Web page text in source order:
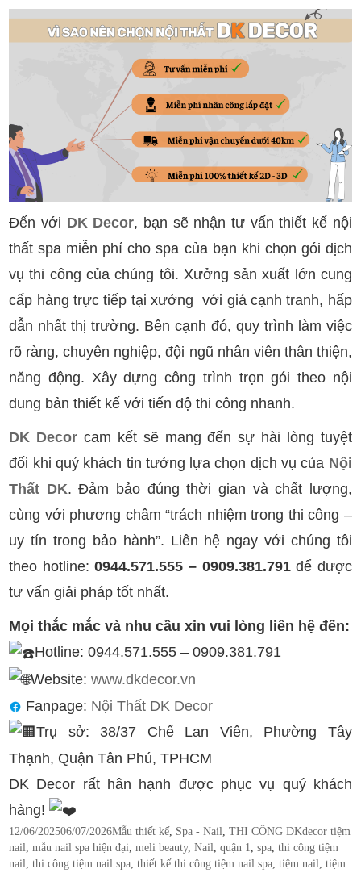
Đến với DK Decor, bạn sẽ nhận tư vấn thiết kế nội
thất spa miễn phí cho spa của bạn khi chọn gói dịch
vụ thi công của chúng tôi. Xưởng sản xuất lớn cung
cấp hàng trực tiếp tại xưởng với giá cạnh tranh, hấp
dẫn nhất thị trường. Bên cạnh đó, quy trình làm việc
rõ ràng, chuyên nghiệp, đội ngũ nhân viên thân thiện,
năng động. Xây dựng công trình trọn gói theo nội
dung bản thiết kế với tiến độ thi công nhanh.
DK Decor cam kết sẽ mang đến sự hài lòng tuyệt
đối khi quý khách tin tưởng lựa chọn dịch vụ của Nội
Thất DK. Đảm bảo đúng thời gian và chất lượng,
cùng với phương châm “trách nhiệm trong thi công –
uy tín trong bảo hành”. Liên hệ ngay với chúng tôi
theo hotline: 0944.571.555 – 0909.381.791để được
tư vấn giải pháp tốt nhất.
Mọi thắc mắc và nhu cầu xin vui lòng liên hệ đến:
Hotline: 0944.571.555 – 0909.381.791
Website:www.dkdecor.vn
Fanpage: Nội Thất DK Decor
Trụ sở: 38/37 Chế Lan Viên, Phường Tây
Thạnh, Quận Tân Phú, TPHCM
DK Decor rất hân hạnh được phục vụ quý khách
hàng!
Posted
on
12/06/202506/07/2026Categories
Mẫu thiết kế, Spa - Nail,THI CÔNG DKTags
decor tiệm
nail,mẫu nail spa hiện đại,meli beauty,Nail,quận 1,spa,thi công tiệm
nail,thi công tiệm nail spa,thiết kế thi công tiệm nail spa,tiệm nail,tiệm